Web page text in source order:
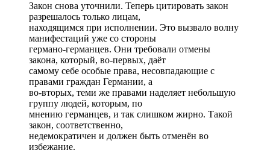
Закон снова уточнили. Теперь цитировать закон
разрешалось только лицам,
находящимся при исполнении. Это вызвало волну
манифестаций уже со стороны
германо-германцев. Они требовали отмены
закона, который, во-первых, даёт
самому себе особые права, несовпадающие с
правами граждан Германии, а
во-вторых, теми же правами наделяет небольшую
группу людей, которым, по
мнению германцев, и так слишком жирно. Такой
закон, соответственно,
недемократичен и должен быть отменён во
избежание.